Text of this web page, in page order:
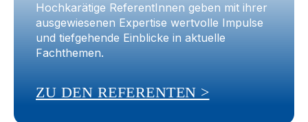
Hochkarätige ReferentInnen geben mit ihrer
ausgewiesenen Expertise wertvolle Impulse
und tiefgehende Einblicke in aktuelle
Fachthemen.
ZU DEN REFERENTEN >